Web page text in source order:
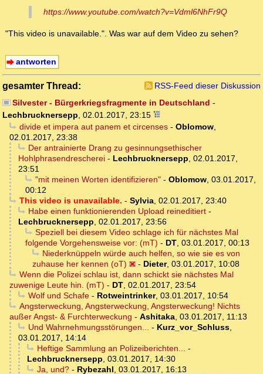
https://www.youtube.com/watch?v=Vdml6NhFr9Q
"This video is unavailable.". Was war auf dem Video zu sehen?
antworten
gesamter Thread:
RSS-Feed dieser Diskussion
Silvester - Bürgerkriegsfragmente in Deutschland -
Lechbrucknersepp, 02.01.2017, 23:15
divide et impera aut panem et circenses- Oblomow,
02.01.2017, 23:38
Der antrainierte Drang zu gesinnungsethischer
Hohlphrasendrescherei - Lechbrucknersepp, 02.01.2017,
23:51
"mit meinen Worten identifizieren"- Oblomow, 03.01.2017,
00:12
This video is unavailable. - Sylvia, 02.01.2017, 23:40
Habe einen funktionierenden Upload reineditiert-
Lechbrucknersepp, 02.01.2017, 23:56
Speziell bei diesem Video schlage ich für nächstes Mal
folgende Vorgehensweise vor: (mT) - DT, 03.01.2017, 00:13
Niederknüppeln würde auch helfen, so wie sie es von
zuhause her kennen (oT)
- Dieter, 03.01.2017, 10:08
Wenn die Polizei schlau ist, dann schickt sie nächstes Mal
zuwenige Leute hin. (mT) - DT, 02.01.2017, 23:54
Wolf und Schafe- Rotweintrinker, 03.01.2017, 10:54
Angsterweckung, Angsterweckung, Angsterweckung! Nichts
außer Angst- & Furchterweckung - Ashitaka, 03.01.2017, 11:13
Und Wahrnehmungsstörungen... - Kurz_vor_Schluss,
03.01.2017, 14:14
Heftige Sammlung an Polizeiberichten... -
Lechbrucknersepp, 03.01.2017, 14:30
Ja, und?- Rybezahl, 03.01.2017, 16:13